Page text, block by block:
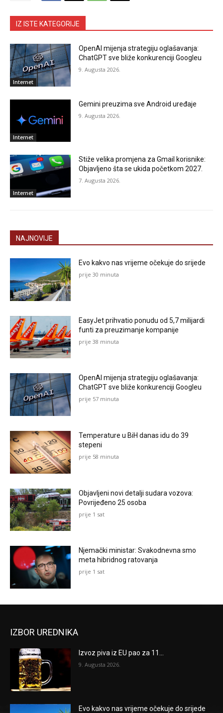
IZ ISTE KATEGORIJE
Internet
OpenAI mijenja strategiju oglašavanja:
ChatGPT sve bliže konkurenciji Googleu
9. Augusta 2026.
Internet
Gemini preuzima sve Android uređaje
9. Augusta 2026.
Internet
Stiže velika promjena za Gmail korisnike:
Objavljeno šta se ukida početkom 2027.
7. Augusta 2026.
NAJNOVIJE
Evo kakvo nas vrijeme očekuje do srijede
prije 30 minuta
EasyJet prihvatio ponudu od 5,7 milijardi
funti za preuzimanje kompanije
prije 38 minuta
OpenAI mijenja strategiju oglašavanja:
ChatGPT sve bliže konkurenciji Googleu
prije 57 minuta
Temperature u BiH danas idu do 39
stepeni
prije 58 minuta
Objavljeni novi detalji sudara vozova:
Povrijeđeno 25 osoba
prije 1 sat
Njemački ministar: Svakodnevna smo
meta hibridnog ratovanja
prije 1 sat
IZBOR UREDNIKA
Izvoz piva iz EU pao za 11...
9. Augusta 2026.
Evo kakvo nas vrijeme očekuje do srijede